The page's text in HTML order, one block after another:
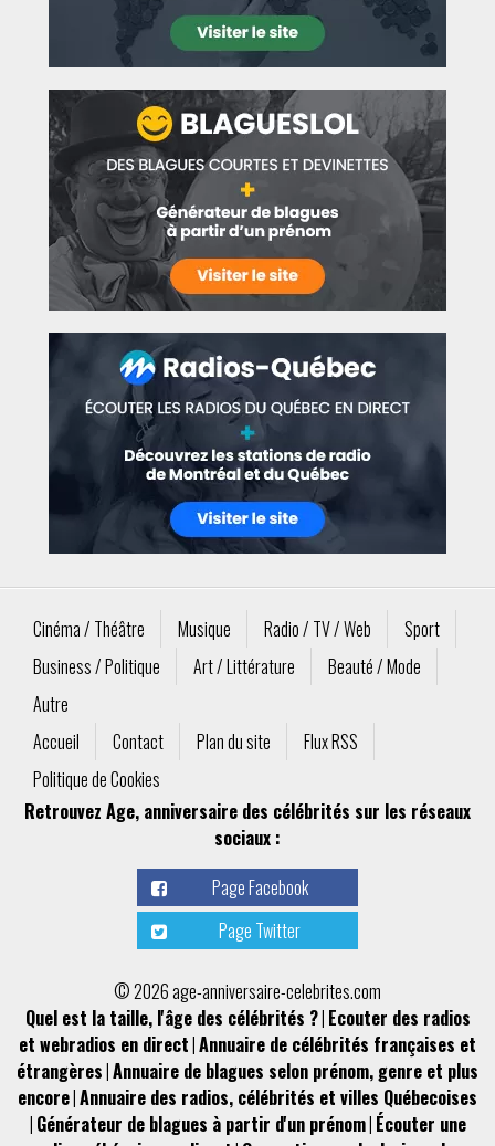
Cinéma / Théâtre Musique Radio / TV / Web
Sport
Business / Politique
Art / Littérature
Beauté / Mode
Autre
Accueil
Contact Plan du site
Flux RSS
Politique de Cookies
Retrouvez Age, anniversaire des célébrités sur les réseaux
sociaux :
Page Facebook
Page Twitter
© 2026 age-anniversaire-celebrites.com
Quel est la taille, l'âge des célébrités ?| Ecouter des radios
et webradios en direct|Annuaire de célébrités françaises et
étrangères|Annuaire de blagues selon prénom, genre et plus
encore|Annuaire des radios, célébrités et villes Québecoises
| Générateur de blagues à partir d'un prénom| Écouter une